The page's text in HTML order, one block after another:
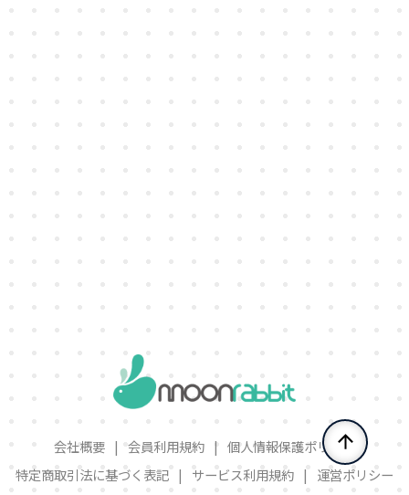
会社概要 | 会員利用規約 | 個人情報保護ポリシー
特定商取引法に基づく表記 | サービス利用規約 | 運営ポリシー